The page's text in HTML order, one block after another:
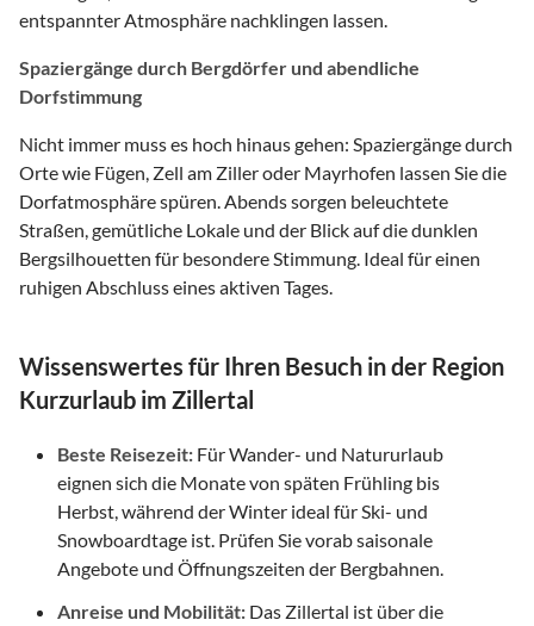
entspannter Atmosphäre nachklingen lassen.
Spaziergänge durch Bergdörfer und abendliche
Dorfstimmung
Nicht immer muss es hoch hinaus gehen: Spaziergänge durch
Orte wie Fügen, Zell am Ziller oder Mayrhofen lassen Sie die
Dorfatmosphäre spüren. Abends sorgen beleuchtete
Straßen, gemütliche Lokale und der Blick auf die dunklen
Bergsilhouetten für besondere Stimmung. Ideal für einen
ruhigen Abschluss eines aktiven Tages.
Wissenswertes für Ihren Besuch in der Region
Kurzurlaub im Zillertal
Beste Reisezeit: Für Wander- und Natururlaub
eignen sich die Monate von späten Frühling bis
Herbst, während der Winter ideal für Ski- und
Snowboardtage ist. Prüfen Sie vorab saisonale
Angebote und Öffnungszeiten der Bergbahnen.
Anreise und Mobilität: Das Zillertal ist über die